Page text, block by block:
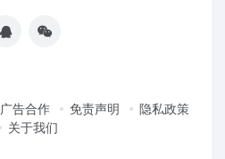
广告合作 免责声明
隐私政策
关于我们